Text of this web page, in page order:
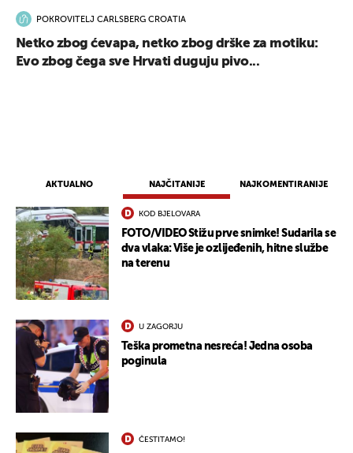
AKTUALNO NAJČITANIJE NAJKOMENTIRANIJE
KOD BJELOVARA
FOTO/VIDEO Stižu prve snimke! Sudarila se
dva vlaka: Više je ozlijeđenih, hitne službe
na terenu
U ZAGORJU
Teška prometna nesreća! Jedna osoba
poginula
ČESTITAMO!
POKROVITELJ CARLSBERG CROATIA
Netko zbog ćevapa, netko zbog drške za motiku:
Evo zbog čega sve Hrvati duguju pivo...